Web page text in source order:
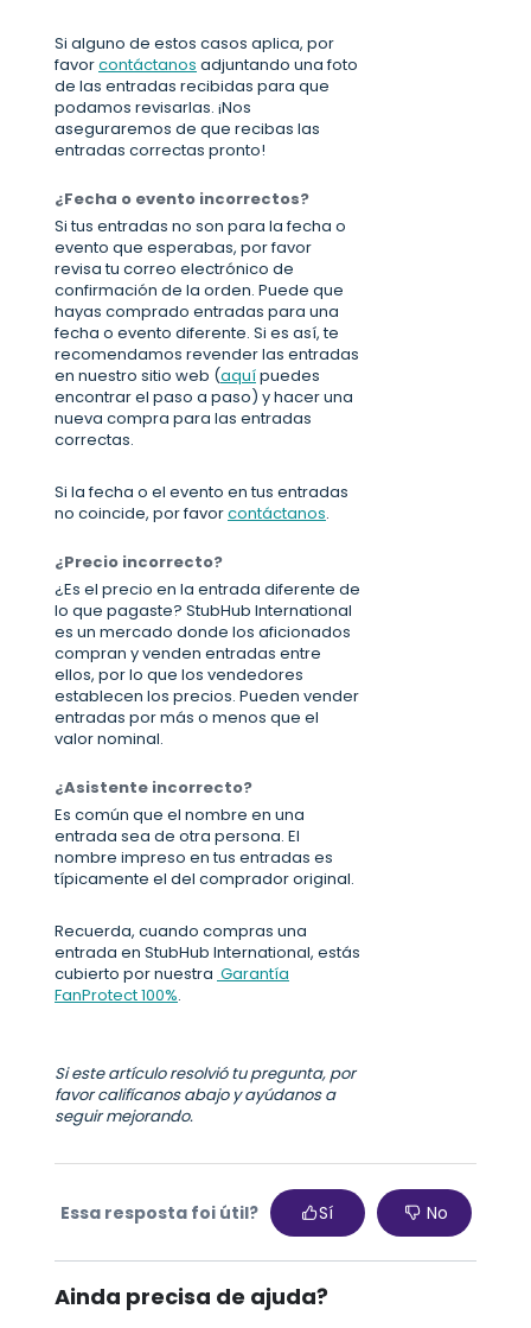
Si alguno de estos casos aplica, por
favorcontáctanos adjuntando una foto
de las entradas recibidas para que
podamos revisarlas. ¡Nos
aseguraremos de que recibas las
entradas correctas pronto!
¿Fecha o evento incorrectos?
Si tus entradas no son para la fecha o
evento que esperabas, por favor
revisa tu correo electrónico de
confirmación de la orden. Puede que
hayas comprado entradas para una
fecha o evento diferente. Si es así, te
recomendamos revender las entradas
en nuestro sitio web (aquípuedes
encontrar el paso a paso) y hacer una
nueva compra para las entradas
correctas.
Si la fecha o el evento en tus entradas
no coincide, por favorcontáctanos.
¿Precio incorrecto?
¿Es el precio en la entrada diferente de
lo que pagaste? StubHub International
es un mercado donde los aficionados
compran y venden entradas entre
ellos, por lo que los vendedores
establecen los precios. Pueden vender
entradas por más o menos que el
valor nominal.
¿Asistente incorrecto?
Es común que el nombre en una
entrada sea de otra persona. El
nombre impreso en tus entradas es
típicamente el del comprador original.
Recuerda, cuando compras una
entrada en StubHub International, estás
cubierto por nuestra Garantía
FanProtect 100%.
Si este artículo resolvió tu pregunta, por
favor califícanos abajo y ayúdanos a
seguir mejorando.
Essa resposta foi útil? Sí No
Ainda precisa de ajuda?